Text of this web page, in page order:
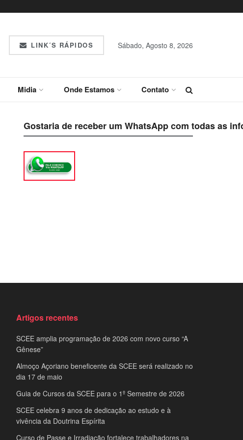
LINK´S RÁPIDOS Sábado, Agosto 8, 2026
Midia Onde Estamos Contato
Gostaria de receber um WhatsApp com todas as
Artigos recentes
SCEE amplia programação de 2026 com novo curso “A
Gênese”
Almoço Açoriano beneficente da SCEE será realizado no
dia 17 de maio
Guia de Cursos da SCEE para o 1º Semestre de 2026
SCEE celebra 9 anos de dedicação ao estudo e à
vivência da Doutrina Espírita
Curso de Passe e Irradiação fortalece trabalhadores na